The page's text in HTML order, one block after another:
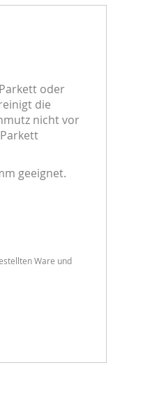
oder
die
nicht vor
geeignet.
Ware und